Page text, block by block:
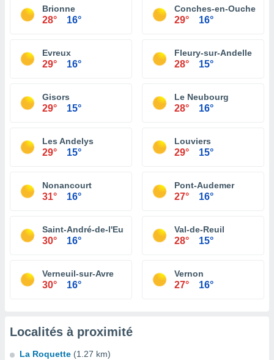
Brionne
28° 16°
Conches-en-Ouche
29° 16°
Evreux
29° 16°
Fleury-sur-Andelle
28° 15°
Gisors
29° 15°
Le Neubourg
28° 16°
Les Andelys
29° 15°
Louviers
29° 15°
Nonancourt
31° 16°
Pont-Audemer
27° 16°
Saint-André-de-l'Eure
30° 16°
Val-de-Reuil
28° 15°
Verneuil-sur-Avre
30° 16°
Vernon
27° 16°
Localités à proximité
La Roquette (1.27 km)